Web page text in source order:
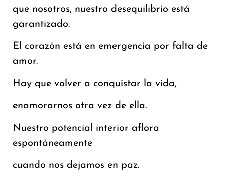
que nosotros, nuestro desequilibrio está
garantizado.
El corazón está en emergencia por falta de
amor.
Hay que volver a conquistar la vida,
enamorarnos otra vez de ella.
Nuestro potencial interior aflora
espontáneamente
cuando nos dejamos en paz.